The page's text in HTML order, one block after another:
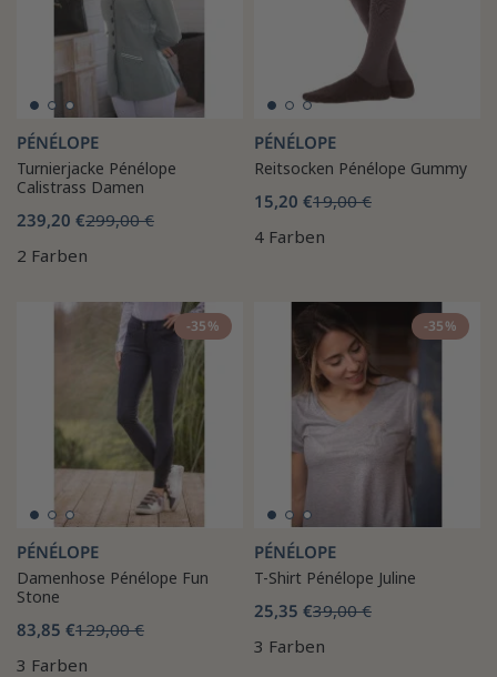
PÉNÉLOPE
Turnierjacke Pénélope
Calistrass Damen
239,20 €299,00 €
2 Farben
PÉNÉLOPE
Reitsocken Pénélope Gummy
15,20 €19,00 €
4 Farben
-35%
PÉNÉLOPE
Damenhose Pénélope Fun
Stone
83,85 €129,00 €
3 Farben
-35%
PÉNÉLOPE
T-Shirt Pénélope Juline
25,35 €39,00 €
3 Farben